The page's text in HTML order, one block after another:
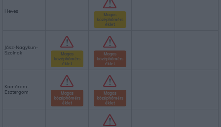
Heves
Magas
középhőmérs
éklet
Jász-Nagykun-
Szolnok
Magas
középhőmérs
éklet
Magas
középhőmérs
éklet
Komárom-
Esztergom
Magas
középhőmérs
éklet
Magas
középhőmérs
éklet